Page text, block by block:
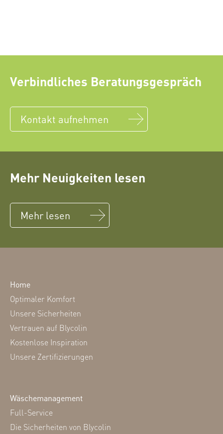
Verbindliches Beratungsgespräch
Kontakt aufnehmen
Mehr Neuigkeiten lesen
Mehr lesen
Home
Optimaler Komfort
Unsere Sicherheiten
Vertrauen auf Blycolin
Kostenlose Inspiration
Unsere Zertifizierungen
Wäschemanagement
Full-Service
Die Sicherheiten von Blycolin